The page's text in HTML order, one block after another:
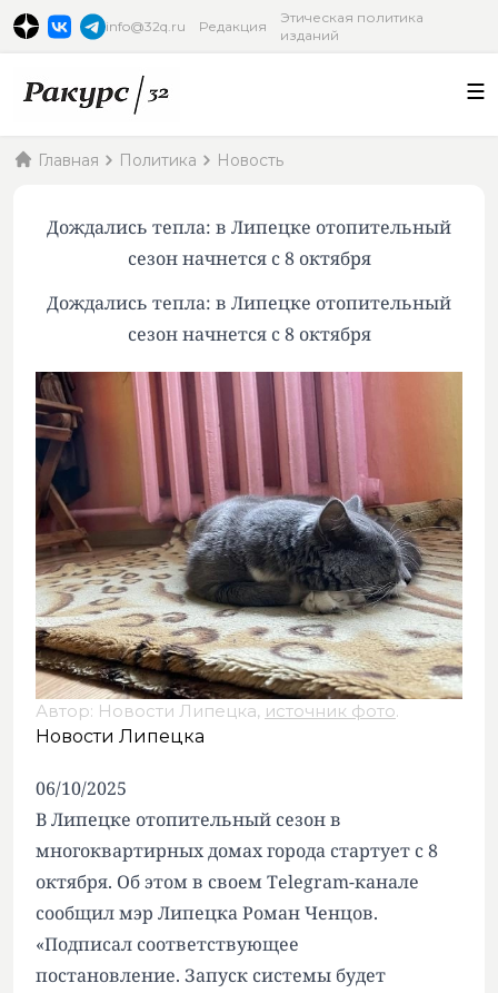
info@32q.ru Редакция
Этическая политика
изданий
Главная Политика Новость
Дождались тепла: в Липецке отопительный
сезон начнется с 8 октября
Дождались тепла: в Липецке отопительный
сезон начнется с 8 октября
Автор: Новости Липецка, источник фото.
Новости Липецка
06/10/2025
В Липецке отопительный сезон в
многоквартирных домах города стартует с 8
октября. Об этом в своем Telegram-канале
сообщил мэр Липецка Роман Ченцов.
«Подписал соответствующее
постановление. Запуск системы будет